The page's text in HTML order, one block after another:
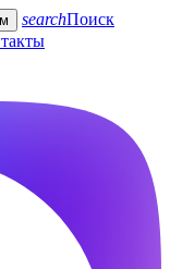
searchПоиск